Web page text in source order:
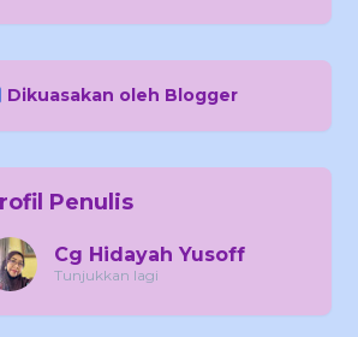
Dikuasakan oleh Blogger
Penulis
Cg Hidayah Yusoff
Tunjukkan lagi